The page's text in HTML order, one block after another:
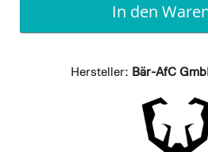
In den
Hersteller: Bär-AfC